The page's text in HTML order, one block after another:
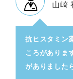
山崎
抗ヒスタミン
ころがありま
がありました